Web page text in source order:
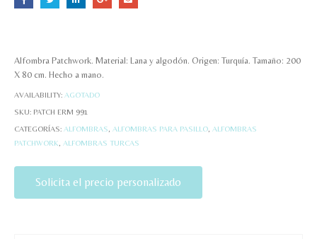
Alfombra Patchwork. Material: Lana y algodón. Origen: Turquía. Tamaño: 200
X 80 cm. Hecho a mano.
AVAILABILITY: AGOTADO
SKU: PATCH ERM 991
CATEGORÍAS: ALFOMBRAS ALFOMBRAS PARA PASILLO ALFOMBRAS
PATCHWORK
ALFOMBRAS TURCAS
Solicita el precio personalizado